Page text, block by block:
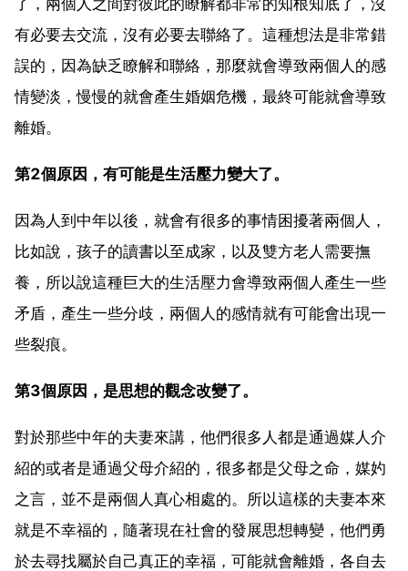
有必要去交流，沒有必要去聯絡了。這種想法是非常錯
誤的，因為缺乏瞭解和聯絡，那麼就會導致兩個人的感
情變淡，慢慢的就會產生婚姻危機，最終可能就會導致
離婚。
第2個原因，有可能是生活壓力變大了。
因為人到中年以後，就會有很多的事情困擾著兩個人，
比如說，孩子的讀書以至成家，以及雙方老人需要撫
養，所以說這種巨大的生活壓力會導致兩個人產生一些
矛盾，產生一些分歧，兩個人的感情就有可能會出現一
些裂痕。
第3個原因，是思想的觀念改變了。
對於那些中年的夫妻來講，他們很多人都是通過媒人介
紹的或者是通過父母介紹的，很多都是父母之命，媒妁
之言，並不是兩個人真心相處的。所以這樣的夫妻本來
就是不幸福的，隨著現在社會的發展思想轉變，他們勇
於去尋找屬於自己真正的幸福，可能就會離婚，各自去